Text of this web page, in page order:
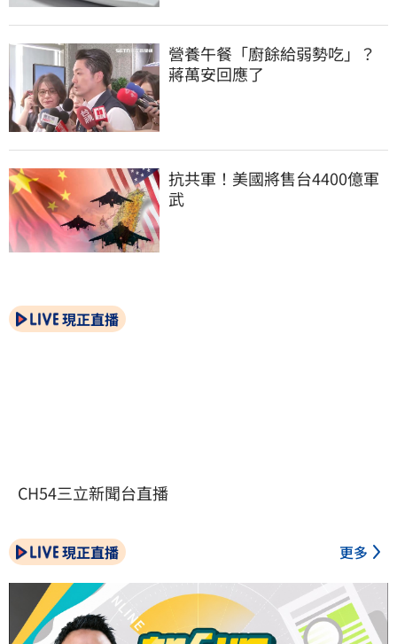
營養午餐「廚餘給弱勢吃」？
蔣萬安回應了
抗共軍！美國將售台4400億軍
武
現正直播
CH54三立新聞台直播
現正直播 更多